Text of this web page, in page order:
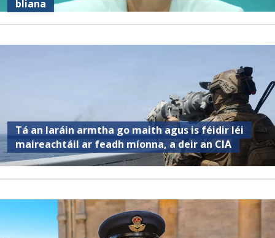
bliana
Tá an Iaráin armtha go maith agus is féidir léi
maireachtáil ar feadh míonna, a deir an CIA